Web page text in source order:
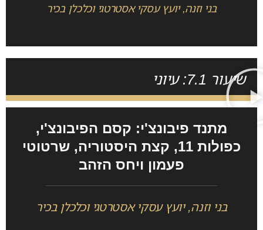
בני וזנה, יועץ עסקי אסטרטגי וכלכלן בכיר
שיעור 7.1: עיוני
מתנד פיבונצ'י: קסם הפיבונצ'י,
כפולות 11, קצת היסטוריה, שרטוטי
פעמון ויחס הזהב
בני וזנה, יועץ עסקי אסטרטגי וכלכלן בכיר